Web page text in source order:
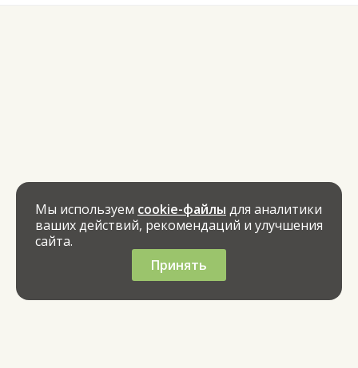
Мы используем cookie-файлы для аналитики
ваших действий, рекомендаций и улучшения
сайта.
Принять